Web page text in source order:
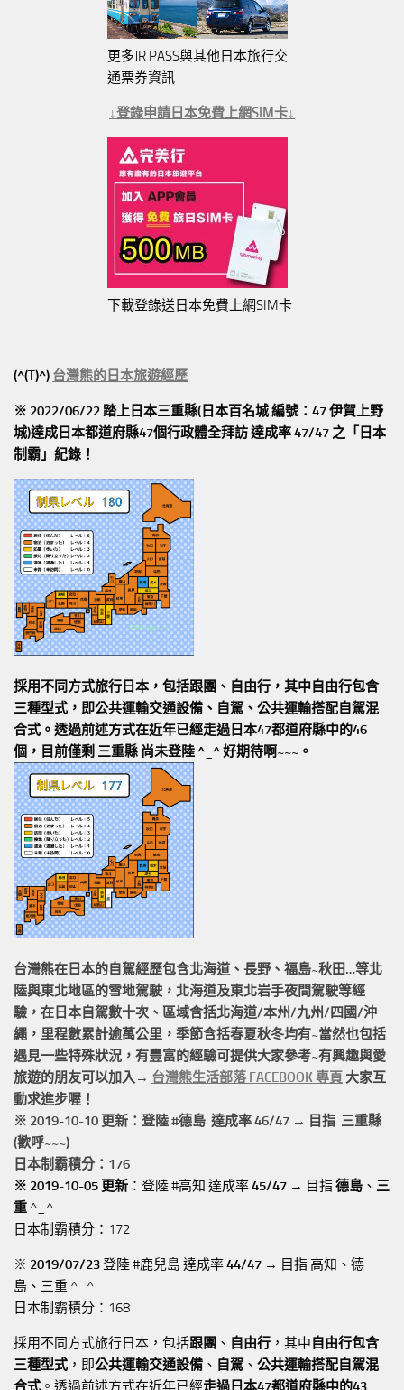
更多JR PASS與其他日本旅行交
通票券資訊
↓登錄申請日本免費上網SIM卡↓
下載登錄送日本免費上網SIM卡
(^(T)^) 台灣熊的日本旅遊經歷
※ 2022/06/22 踏上日本三重縣(日本百名城 編號：47 伊賀上野
城)達成日本都道府縣47個行政體全拜訪達成率 47/47 之「日本
制霸」紀錄！
採用不同方式旅行日本，包括跟團、自由行，其中自由行包含
三種型式，即公共運輸交通設備、自駕、公共運輸搭配自駕混
合式。透過前述方式在近年已經走過日本47都道府縣中的46
個，目前僅剩 三重縣 尚未登陸 ^_^ 好期待啊~~~。
台灣熊在日本的自駕經歷包含北海道、長野、福島~秋田…等北
陸與東北地區的雪地駕駛 ，北海道及東北岩手夜間駕駛等經
驗，在日本自駕數十次、區域含括北海道/本州/九州/四國/沖
繩， 里程數累計逾萬公里 ，季節含括春夏秋冬均有~當然也包括
遇見一些特殊狀況，有豐富的經驗可提供大家參考~有興趣與愛
旅遊的朋友可以加入→ 台灣熊生活部落 FACEBOOK 專頁 大家互
動求進步喔！
※ 2019-10-10 更新：登陸 #德島 達成率 46/47 → 目指 三重縣
(歡呼~~~)
日本制霸積分：176
※ 2019-10-05 更新 ：登陸 #高知 達成率45/47 → 目指德島 、 三
重 ^_^
日本制霸積分：172
※ 2019/07/23登陸 #鹿兒島 達成率44/47 → 目指 高知、德
島、三重 ^_^
日本制霸積分：168
採用不同方式旅行日本，包括跟團 、 自由行 ，其中自由行包含
三種型式 ，即公共運輸交通設備 、 自駕 、 公共運輸搭配自駕混
合式 。透過前述方式在近年已經走過日本47都道府縣中的43